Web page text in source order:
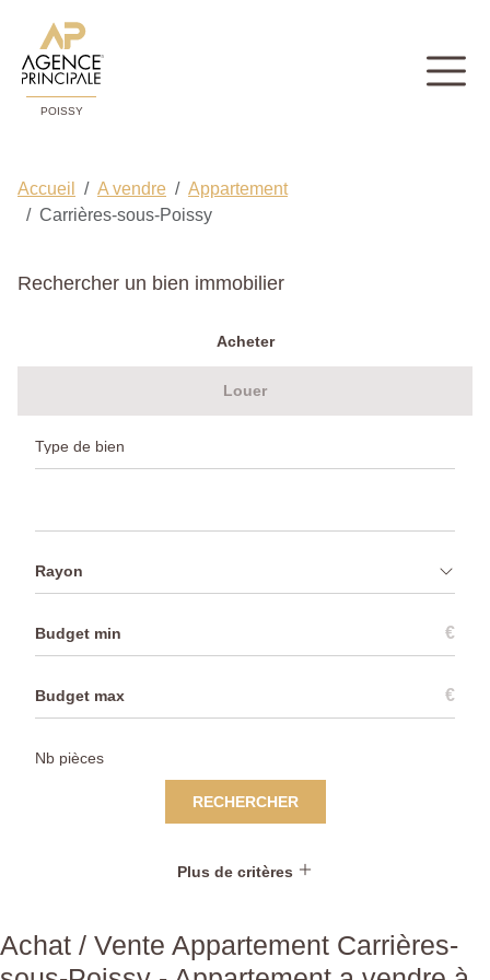
POISSY
Accueil A vendre
Appartement
Carrières-sous-Poissy
Rechercher un bien immobilier
Acheter
Louer
Rayon
€
€
RECHERCHER
Plus de critères
Achat / Vente Appartement Carrières-